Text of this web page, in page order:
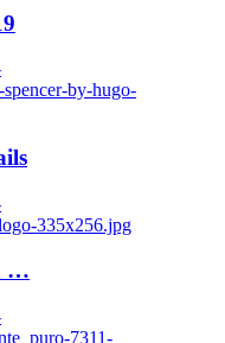
by-hugo-
335x256.jpg
…
7311-